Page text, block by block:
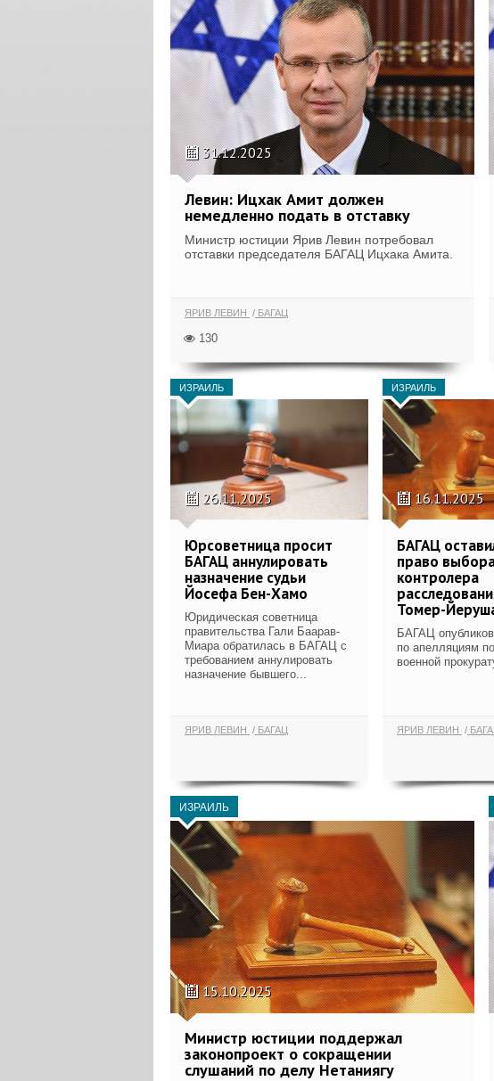
31.12.2025
Левин: Ицхак Амит должен
немедленно подать в отставку
Министр юстиции Ярив Левин потребовал
отставки председателя БАГАЦ Ицхака Амита.
ЯРИВ ЛЕВИН БАГАЦ
130
ИЗРАИЛЬ
26.11.2025
Юрсоветница просит
БАГАЦ аннулировать
назначение судьи
Йосефа Бен-Хамо
Юридическая советница
правительства Гали Баарав-
Миара обратилась в БАГАЦ с
требованием аннулировать
назначение бывшего...
ЯРИВ ЛЕВИН БАГАЦ
ИЗРАИЛЬ
16.11.2025
БАГАЦ
право
контролера
Томер-
БАГАЦ
по апелляциям
военной
ЯРИВ ЛЕВИН
ИЗРАИЛЬ
15.10.2025
Министр юстиции поддержал
законопроект о сокращении
слушаний по делу Нетаниягу